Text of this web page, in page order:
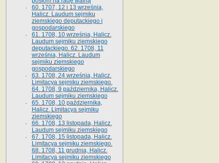
60. 1707, 12 i 13 września,
Halicz. Laudum sejmiku
ziemskiego deputackiego i
gospodarskiego
61. 1708, 10 września, Halicz.
Laudum sejmiku ziemskiego
deputackiego. 62. 1708, 11
września, Halicz. Laudum
sejmiku ziemskiego
gospodarskiego
63. 1708, 24 września, Halicz.
Limitacya sejmiku ziemskiego.
64. 1708, 9 października, Halicz.
Laudum sejmiku ziemskiego
65­. 1708, 10 października,
Halicz. Limitacya sejmiku
ziemskiego
66. 1708, 13 listopada, Halicz.
Laudum sejmiku ziemskiego
67. 1708, 15 listopada, Halicz.
Limitacya sejmiku ziemskiego.
68. 1708, 11 grudnia, Halicz.
Limitacya sejmiku ziemskiego